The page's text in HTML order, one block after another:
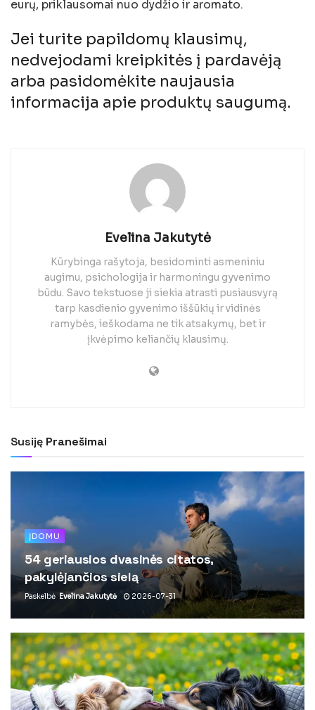
eurų, priklausomai nuo dydžio ir aromato.
Jei turite papildomų klausimų,
nedvejodami kreipkitės į pardavėją
arba pasidomėkite naujausia
informacija apie produktų saugumą.
Evelina Jakutytė
Kūrybinga rašytoja, besidominti asmeniniu
augimu, psichologija ir harmoningu gyvenimo
būdu. Savo tekstuose ji siekia atrasti pusiausvyrą
tarp kasdienio gyvenimo iššūkių ir vidinės
ramybės, ieškodama ne tik atsakymų, bet ir
įkvėpimo keliančių klausimų.
Susiję Pranešimai
ĮDOMU
54 geriausios dvasinės citatos,
pakylėjančios sielą
Paskelbė Evelina Jakutytė 2026-07-31